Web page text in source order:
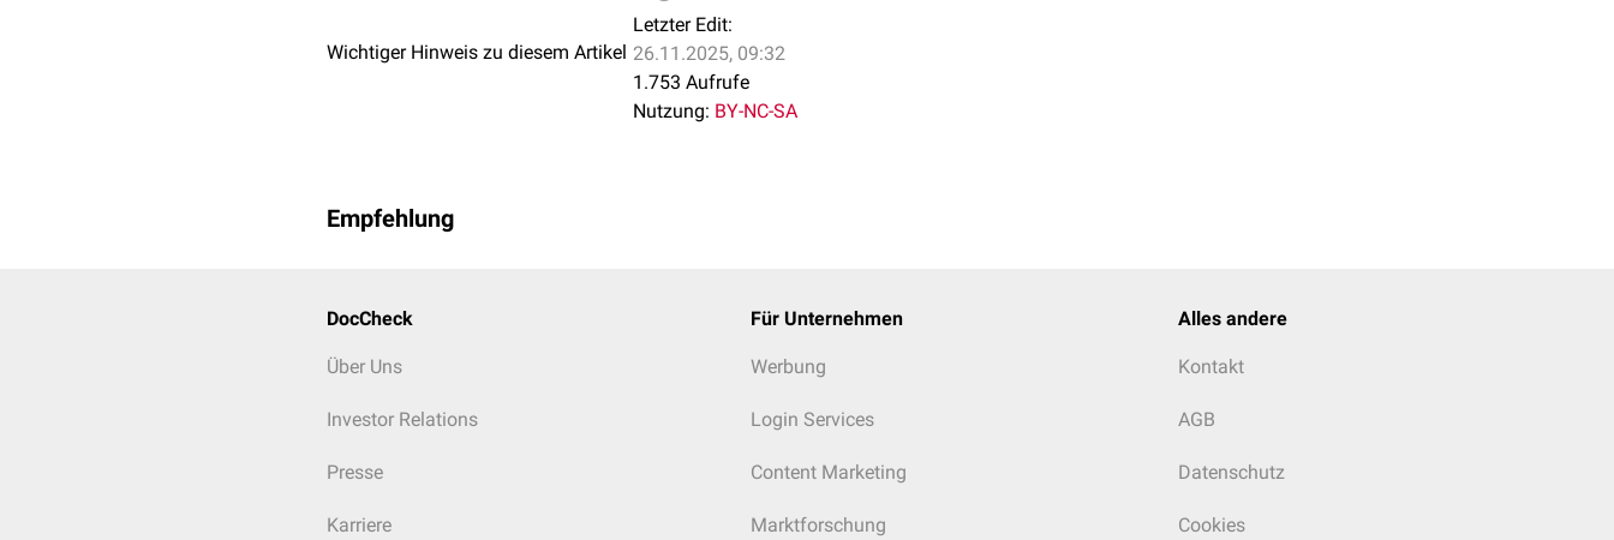
Wichtiger Hinweis zu diesem Artikel
Letzter Edit:
26.11.2025, 09:32
1.753 Aufrufe
Nutzung: BY-NC-SA
Empfehlung
DocCheck
Über Uns
Investor Relations
Presse
Karriere
Für Unternehmen
Werbung
Login Services
Content Marketing
Marktforschung
Alles andere
Kontakt
AGB
Datenschutz
Cookies